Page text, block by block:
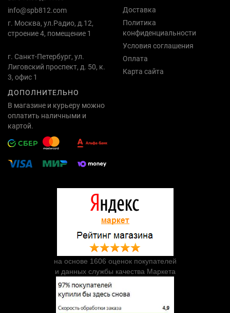
info@spb812.com
г. Москва, ул.Радио, д.12,
строение 4, помещение 1
г. Санкт-Петербург, ул.
Лиговский проспект, д. 50, к.
3, офис 1
Доставка
Политика
конфиденциальности
Условия соглашения
Оплата
Карта сайта
ДОПОЛНИТЕЛЬНО
В магазине и курьеру можно
оплатить наличными и
картой.
на основе 1606 оценок покупателей
и данных службы качества Маркета